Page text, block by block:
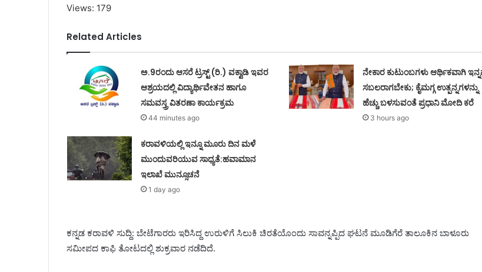
Views: 179
Related Articles
ಅ.9ರಂದು ಆಸರೆ ಟ್ರಸ್ಟ್ (ರಿ.) ವಕ್ವಾಡಿ ಇವರ
ಆಶ್ರಯದಲ್ಲಿ ವಿದ್ಯಾರ್ಥಿವೇತನ ಹಾಗೂ
ಸಮವಸ್ತ್ರ ವಿತರಣಾ ಕಾರ್ಯಕ್ರಮ
44 minutes ago
ನೇಕಾರ ಕುಟುಂಬಗಳು ಆರ್ಥಿಕವಾಗಿ
ಸಬಲರಾಗಬೇಕು; ಕೈಮಗ್ಗ ಉತ್ಪನ್ನಗಳನ್ನು
ಹೆಚ್ಚು ಬಳಸುವಂತೆ ಪ್ರಧಾನಿ ಮೋದಿ ಕರೆ
3 hours ago
ಕರಾವಳಿಯಲ್ಲಿ ಇನ್ನೂ ಮೂರು ದಿನ ಮಳೆ
ಮುಂದುವರಿಯುವ ಸಾಧ್ಯತೆ:ಹವಾಮಾನ
ಇಲಾಖೆ ಮುನ್ಸೂಚನೆ
1 day ago
ಕನ್ನಡ ಕರಾವಳಿ ಸುದ್ದಿ: ಬೇಟೆಗಾರರು ಇರಿಸಿದ್ದ ಉರುಳಿಗೆ ಸಿಲುಕಿ ಚಿರತೆಯೊಂದು ಸಾವನ್ನಪ್ಪಿದ ಘಟನೆ ಮೂಡಿಗೆರೆ ತಾಲೂಕಿನ ಬಾಳೂರು
ಸಮೀಪದ ಕಾಫಿ ತೋಟದಲ್ಲಿ ಶುಕ್ರವಾರ ನಡೆದಿದೆ.